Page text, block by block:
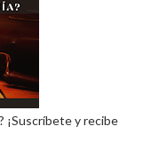
¡Suscríbete y recibe